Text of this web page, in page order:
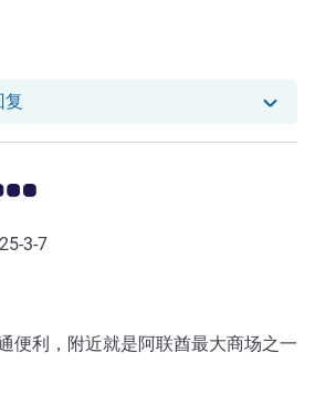
复 我们酒店已对 Yilin D. 的评论作出回复
级 5.0/5
3-7
便利，附近就是阿联酋最大商场之一